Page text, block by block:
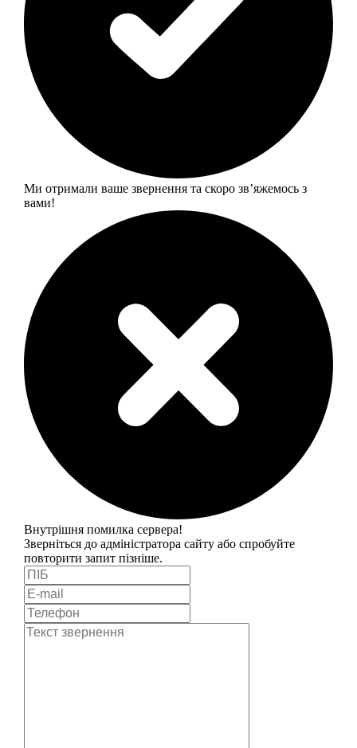
Ми отримали ваше звернення та скоро звʼяжемось з
вами!
Внутрішня помилка сервера!
Зверніться до адміністратора сайту або спробуйте
повторити запит пізніше.